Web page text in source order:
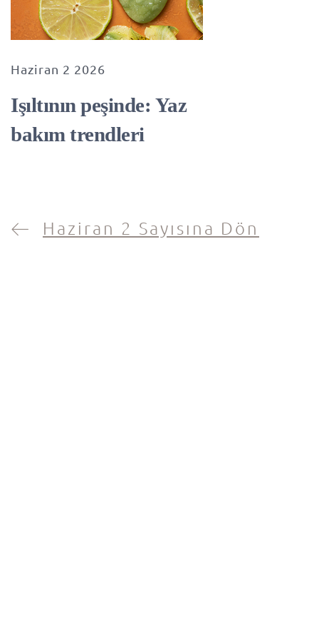
Haziran 2 2026
Işıltının peşinde: Yaz
bakım trendleri
Haziran 2 Sayısına Dön